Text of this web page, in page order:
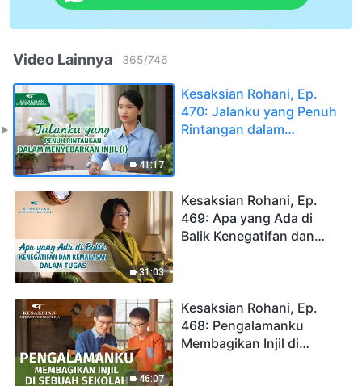
Video Lainnya 365/746
41:17
Kesaksian Rohani, Ep.
470: Jalanku yang Penuh
Rintangan dalam
31:03
Kesaksian Rohani, Ep.
469: Apa yang Ada di
Balik Kenegatifan dan
46:07
Kesaksian Rohani, Ep.
468: Pengalamanku
Membagikan Injil di